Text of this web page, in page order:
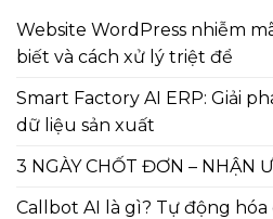
Website WordPress nhiễm
biết và cách xử lý triệt để
Smart Factory AI ERP: Giải
dữ liệu sản xuất
3 NGÀY CHỐT ĐƠN – NHẬN
Callbot AI là gì? Tự động